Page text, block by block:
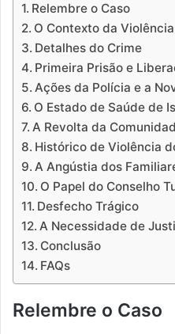
Relembre o Caso
O Contexto da
Detalhes do Crime
Primeira Prisão e
Ações da Polícia e a
O Estado de Saúde de
A Revolta da
Histórico de Violência
A Angústia dos
O Papel do Conselho
Desfecho Trágico
A Necessidade de
Conclusão
FAQs
Relembre o Caso